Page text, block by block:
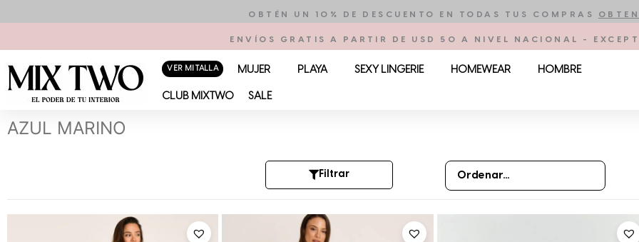
contenido
OBTÉN UN 10% DE DESCUENTO EN TODAS TUS COMPRAS
ENVÍOS GRATIS A PARTIR DE USD 50 A NIVEL NACIONAL -
VER MI TALLA MUJER PLAYA SEXY LINGERIE HOMEWEAR HOMBRE
CLUB MIXTWO SALE
AZUL MARINO
Filtrar